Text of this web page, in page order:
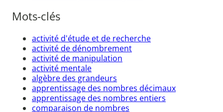
Mots-clés
activité d'étude et de recherche
activité de dénombrement
activité de manipulation
activité mentale
algèbre des grandeurs
apprentissage des nombres décimaux
apprentissage des nombres entiers
comparaison de nombres